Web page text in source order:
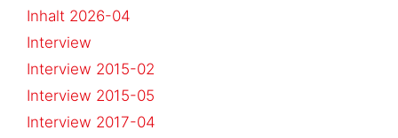
Inhalt 2026-04
Interview
Interview 2015-02
Interview 2015-05
Interview 2017-04